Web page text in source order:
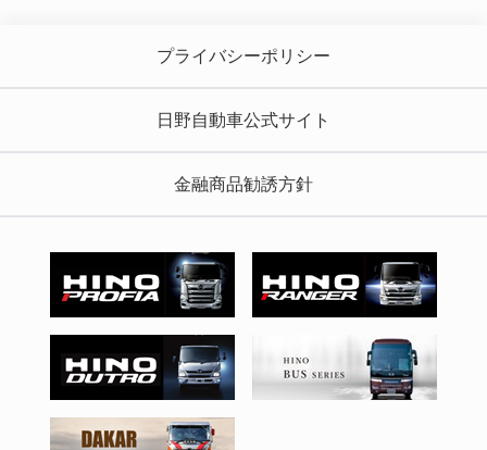
プライバシーポリシー
日野自動車公式サイト
金融商品勧誘方針